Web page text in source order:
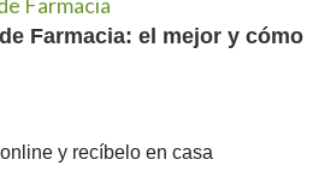
Farmacia: el mejor y cómo
y recíbelo en casa